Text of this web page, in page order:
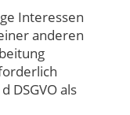
Interessen
anderen
DSGVO als